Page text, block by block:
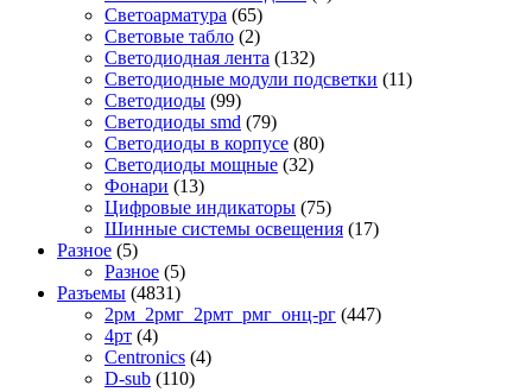
Светоарматура (65)
Световые табло (2)
Светодиодная лента (132)
Светодиодные модули подсветки (11)
Светодиоды (99)
Светодиоды smd (79)
Светодиоды в корпусе (80)
Светодиоды мощные (32)
Фонари (13)
Цифровые индикаторы (75)
Шинные системы освещения (17)
Разное (5)
Разное (5)
Разъемы (4831)
2рм_2рмг_2рмт_рмг_онц-рг (447)
4рт (4)
Centronics (4)
D-sub (110)